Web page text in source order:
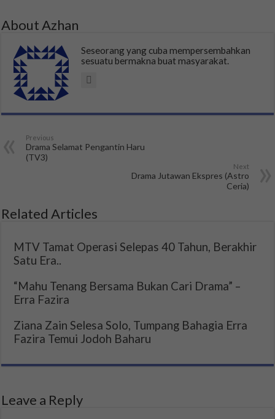
About Azhan
Seseorang yang cuba mempersembahkan
sesuatu bermakna buat masyarakat.
Previous
Drama Selamat Pengantin Haru
(TV3)
Next
Drama Jutawan Ekspres (Astro
Ceria)
Related Articles
MTV Tamat Operasi Selepas 40 Tahun, Berakhir
Satu Era..
“Mahu Tenang Bersama Bukan Cari Drama” –
Erra Fazira
Ziana Zain Selesa Solo, Tumpang Bahagia Erra
Fazira Temui Jodoh Baharu
Leave a Reply